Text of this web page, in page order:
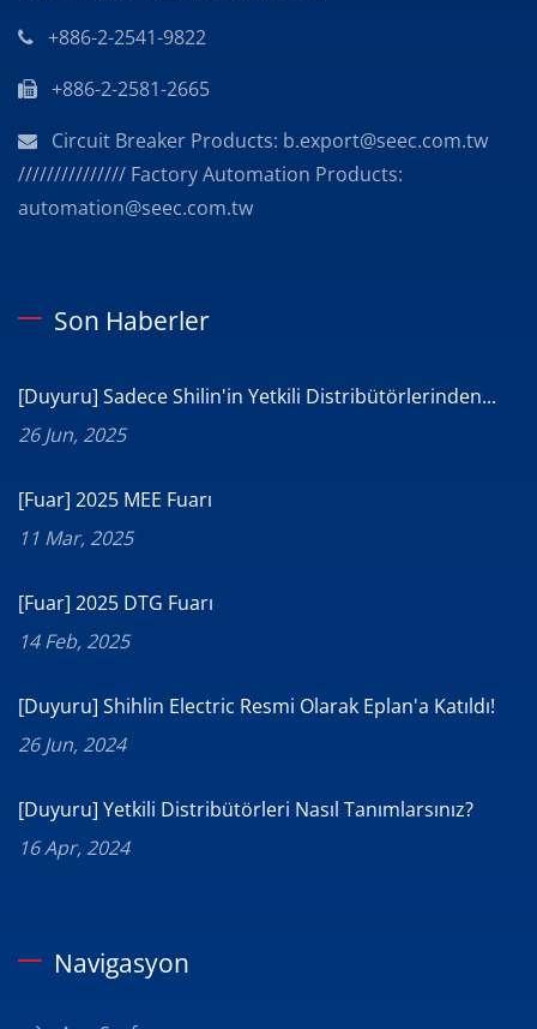
+886-2-2541-9822
+886-2-2581-2665
Circuit Breaker Products: b.export@seec.com.tw
/////////////// Factory Automation Products:
automation@seec.com.tw
Son Haberler
[Duyuru] Sadece Shilin'in Yetkili Distribütörlerinden...
26 Jun, 2025
[Fuar] 2025 MEE Fuarı
11 Mar, 2025
[Fuar] 2025 DTG Fuarı
14 Feb, 2025
[Duyuru] Shihlin Electric Resmi Olarak Eplan'a Katıldı!
26 Jun, 2024
[Duyuru] Yetkili Distribütörleri Nasıl Tanımlarsınız?
16 Apr, 2024
Navigasyon